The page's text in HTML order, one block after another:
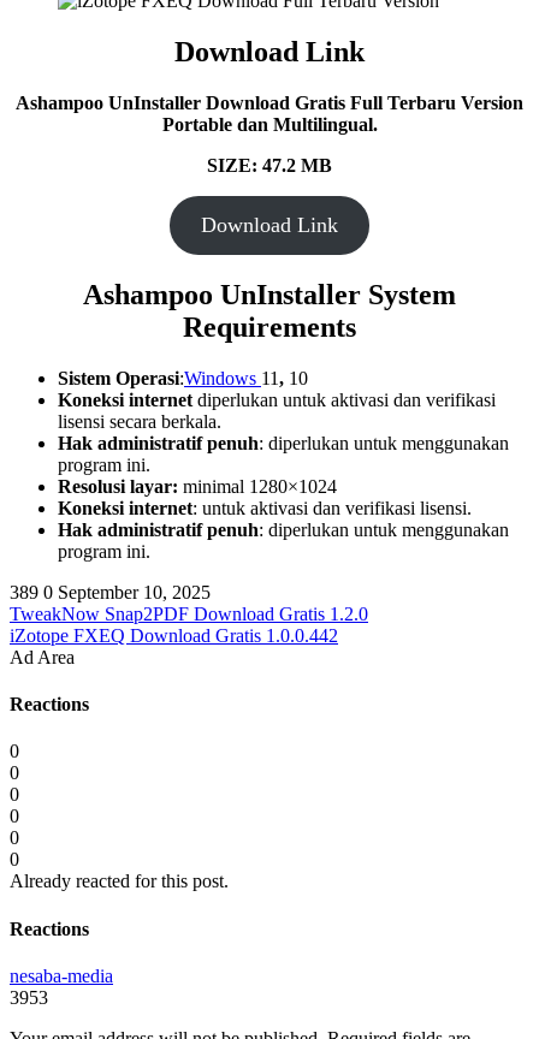
Download Link
Ashampoo UnInstaller Download Gratis Full Terbaru Version
Portable dan Multilingual.
SIZE: 47.2 MB
Download Link
Ashampoo UnInstaller System
Requirements
Sistem Operasi:Windows 11, 10
Koneksi internet diperlukan untuk aktivasi dan verifikasi
lisensi secara berkala.
Hak administratif penuh: diperlukan untuk menggunakan
program ini.
Resolusi layar: minimal 1280×1024
Koneksi internet: untuk aktivasi dan verifikasi lisensi.
Hak administratif penuh: diperlukan untuk menggunakan
program ini.
389 0 September 10, 2025
TweakNow Snap2PDF Download Gratis 1.2.0
iZotope FXEQ Download Gratis 1.0.0.442
Ad Area
Reactions
0
0
0
0
0
0
Already reacted for this post.
Reactions
nesaba-media
3953